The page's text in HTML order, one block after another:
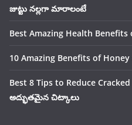
జుట్టు నల్లగా మారాలంటే
Best Amazing Health
10 Amazing Benefits of
Best 8 Tips to Reduce Cracked
అద్భుతమైన చిట్కాలు